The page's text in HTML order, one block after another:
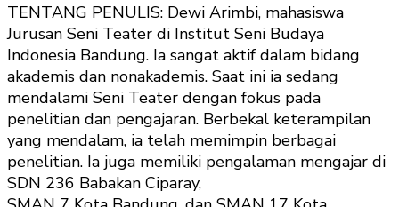
TENTANG PENULIS: Dewi Arimbi, mahasiswa
Jurusan Seni Teater di Institut Seni Budaya
Indonesia Bandung. Ia sangat aktif dalam bidang
akademis dan nonakademis. Saat ini ia sedang
mendalami Seni Teater dengan fokus pada
penelitian dan pengajaran. Berbekal keterampilan
yang mendalam, ia telah memimpin berbagai
penelitian. Ia juga memiliki pengalaman mengajar di
SDN 236 Babakan Ciparay,